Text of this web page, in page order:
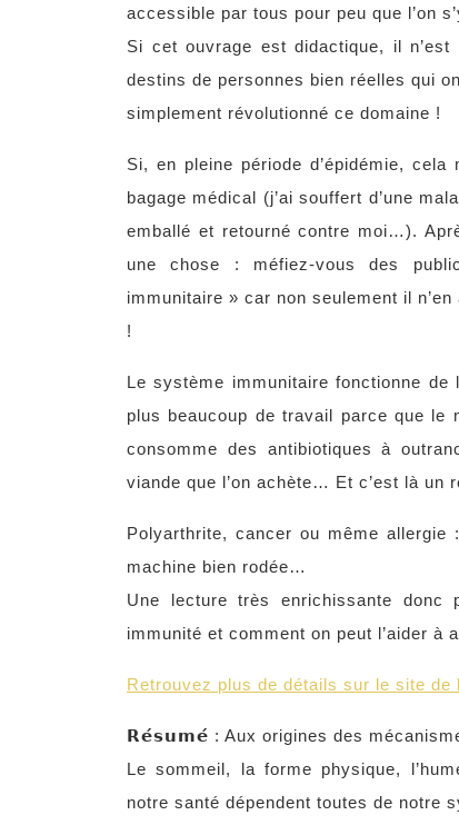
accessible par tous pour peu que l’on
Si cet ouvrage est didactique, il
destins de personnes bien réelles qui
simplement révolutionné ce domaine !
Si, en pleine période d’épidémie,
bagage médical (j’ai souffert d’une
emballé et retourné contre moi…).
une chose : méfiez-vous des
immunitaire » car non seulement il
!
Le système immunitaire fonctionne de
plus beaucoup de travail parce que le
consomme des antibiotiques à
viande que l’on achète… Et c’est là un
Polyarthrite, cancer ou même
machine bien rodée…
Une lecture très enrichissante
immunité et comment on peut l’aider
Retrouvez plus de détails sur le site de
𝗥𝗲́𝘀𝘂𝗺𝗲́ : Aux origines des
Le sommeil, la forme physique,
notre santé dépendent toutes de notre